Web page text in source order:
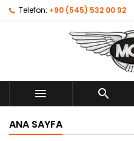
Telefon: +90 (545) 532 00 92
 
ANA SAYFA